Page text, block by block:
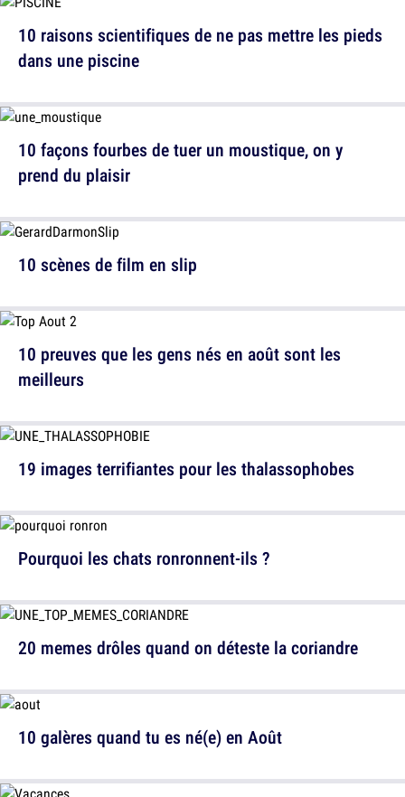
10 façons fourbes de tuer un moustique, on y
prend du plaisir
10 preuves que les gens nés en août sont les
meilleurs
Pourquoi les chats ronronnent-ils ?
10 galères quand tu es né(e) en Août
10 raisons scientifiques de ne pas mettre les pieds
dans une piscine
10 scènes de film en slip
19 images terrifiantes pour les thalassophobes
20 memes drôles quand on déteste la coriandre